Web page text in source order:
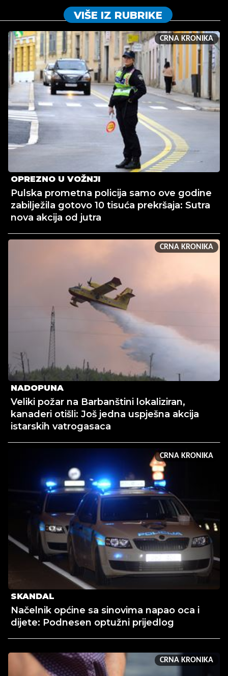
VIŠE IZ RUBRIKE
CRNA KRONIKA
OPREZNO U VOŽNJI
Pulska prometna policija samo ove godine
zabilježila gotovo 10 tisuća prekršaja: Sutra
nova akcija od jutra
CRNA KRONIKA
NADOPUNA
Veliki požar na Barbanštini lokaliziran,
kanaderi otišli: Još jedna uspješna akcija
istarskih vatrogasaca
CRNA KRONIKA
SKANDAL
Načelnik općine sa sinovima napao oca i
dijete: Podnesen optužni prijedlog
CRNA KRONIKA